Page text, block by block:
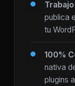
publica
tu
100%
nativa
plugins